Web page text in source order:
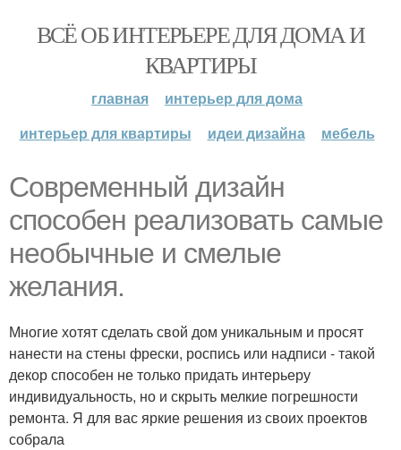
ВСЁ ОБ ИНТЕРЬЕРЕ ДЛЯ ДОМА И
КВАРТИРЫ
главная
интерьер для дома
интерьер для квартиры
идеи дизайна мебель
Современный дизайн
способен реализовать самые
необычные и смелые
желания.
Многие хотят сделать свой дом уникальным и просят
нанести на стены фрески, роспись или надписи - такой
декор способен не только придать интерьеру
индивидуальность, но и скрыть мелкие погрешности
ремонта. Я для вас яркие решения из своих проектов
собрала